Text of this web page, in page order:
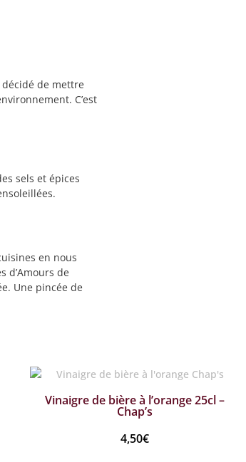
décidé de mettre
C’est
sels et épices
en nous
d’Amours de
Une pincée de
Vinaigre de bière à l’orange 25cl –
Chap’s
4,50€